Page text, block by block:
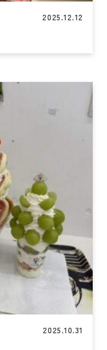
2025.12.12
2025.10.31